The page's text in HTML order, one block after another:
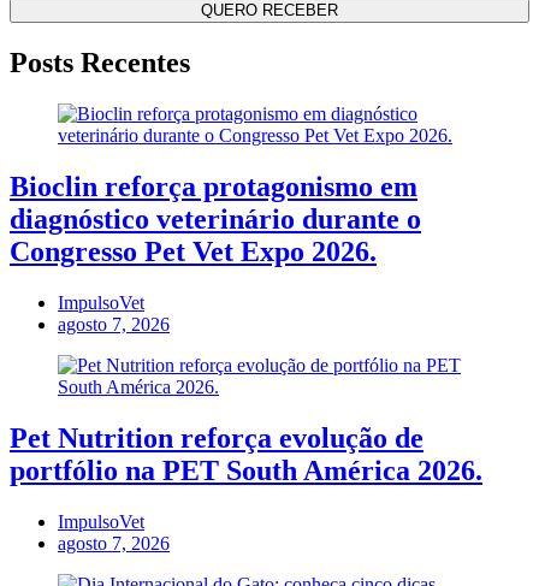
Posts Recentes
Bioclin reforça protagonismo em
diagnóstico veterinário durante o
Congresso Pet Vet Expo 2026.
ImpulsoVet
agosto 7, 2026
Pet Nutrition reforça evolução de
portfólio na PET South América 2026.
ImpulsoVet
agosto 7, 2026